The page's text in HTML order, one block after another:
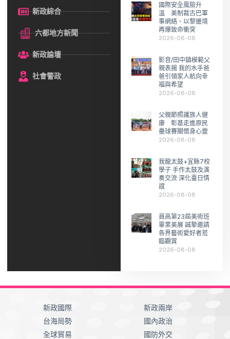
新政綜合
六都地方新聞
新政論壇
社會警政
國際安全風險升
溫 美制裁古巴軍
事網絡、以黎邊境
再爆致命衝突
2026-08-08
影音/田中鎮模範父
親表揚 我的水手爸
爸引領家人航向幸
福與希望
2026-08-08
父親節照護族人健
康 彰基走進原民
壘球賽關懷身心靈
2026-08-08
我龍太鼓+宜縣7校
學子 手作太鼓及演
奏交流 深化臺日情
誼
2026-08-08
員高第23屆美術班
畢業美展 誠摯邀請
各界藝術愛好者蒞
臨觀賞
2026-08-08
新政國際
台海局勢
全球貿易
新政兩岸
國內政治
國防外交